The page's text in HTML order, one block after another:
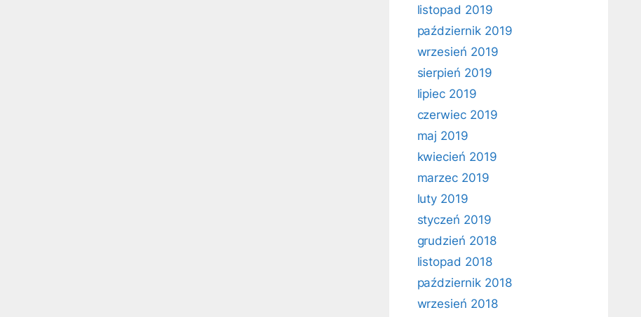
listopad 2019
październik 2019
wrzesień 2019
sierpień 2019
lipiec 2019
czerwiec 2019
maj 2019
kwiecień 2019
marzec 2019
luty 2019
styczeń 2019
grudzień 2018
listopad 2018
październik 2018
wrzesień 2018